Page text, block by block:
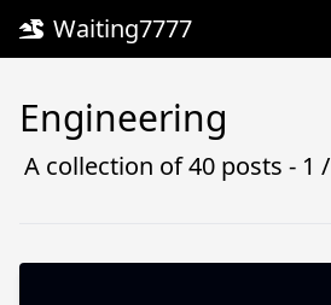
Waiting7777
Engineering
A collection of40 posts - 1 /